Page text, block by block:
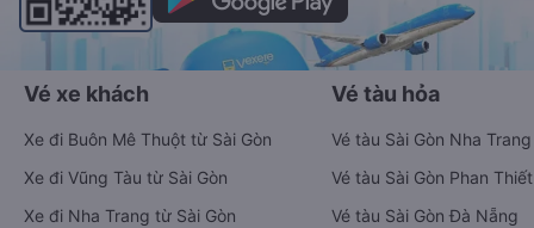
Vé xe khách
Xe đi Buôn Mê Thuột từ Sài Gòn
Xe đi Vũng Tàu từ Sài Gòn
Xe đi Nha Trang từ Sài Gòn
Vé tàu hỏa
Vé tàu Sài Gòn Nha Trang
Vé tàu Sài Gòn Phan Thiết
Vé tàu Sài Gòn Đà Nẵng